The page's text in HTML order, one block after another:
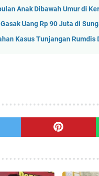
Anak Dibawah Umur di
Uang Rp 90 Juta di
Kasus Tunjangan Rumdis